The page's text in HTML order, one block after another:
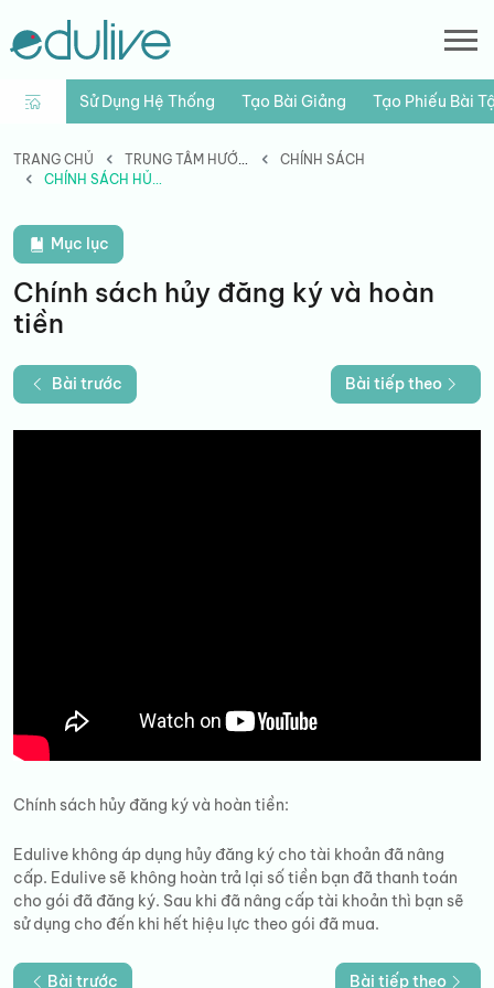
Sử Dụng Hệ Thống Tạo Bài Giảng Tạo Phiếu Bài
TRANG CHỦ TRUNG TÂM HƯỚNG DẪN
CHÍNH SÁCH
CHÍNH SÁCH HỦY ĐĂNG KÝ VÀ HOÀN TIỀN
Mục lục
Chính sách hủy đăng ký và hoàn
tiền
Bài trước Bài tiếp theo
Chính sách hủy đăng ký và hoàn tiền:
Edulive không áp dụng hủy đăng ký cho tài khoản đã nâng
cấp. Edulive sẽ không hoàn trả lại số tiền bạn đã thanh toán
cho gói đã đăng ký. Sau khi đã nâng cấp tài khoản thì bạn sẽ
sử dụng cho đến khi hết hiệu lực theo gói đã mua.
Bài trước Bài tiếp theo